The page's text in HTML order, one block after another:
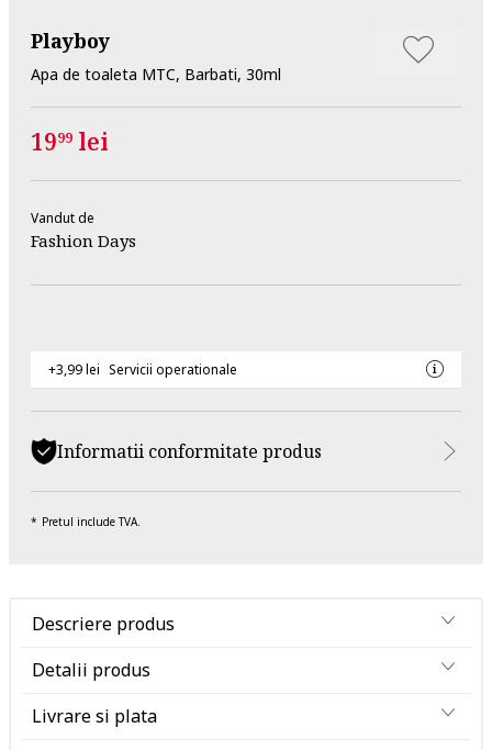
Playboy
Apa de toaleta MTC, Barbati, 30ml
1999 lei
Vandut de
Fashion Days
+3,99 lei Servicii operationale
Informatii conformitate produs
Pretul include TVA.
Descriere produs
Detalii produs
Livrare si plata